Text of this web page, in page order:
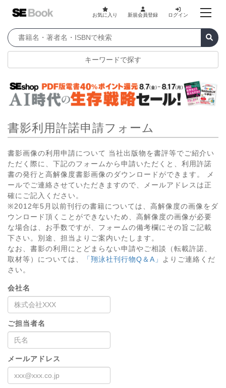
お気に入り 新規会員登録 ログイン
キーワードで探す
書影利用許諾申請フォーム
書影画像の利用申請について 当社出版物を書評等でご紹介い
ただく際に、下記のフォームから申請いただくと、利用許諾
書の発行と高解像度書影画像のダウンロードができます。 メ
ールでご連絡させていただきますので、メールアドレスは正
確にご記入ください。
※2012年5月以前刊行の書籍については、高解像度の画像をダ
ウンロード頂くことができないため、高解像度の画像が必要
な場合は、お手数ですが、フォームの備考欄にその旨ご記載
下さい。別途、担当よりご案内いたします。
なお、書影の利用にとどまらない申請やご相談（転載許諾、
取材等）については、
「翔泳社刊行物Q＆A」
よりご連絡くだ
さい。
会社名
ご担当者名
メールアドレス